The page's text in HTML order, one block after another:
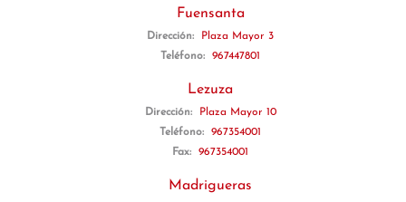
Fuensanta
Dirección:
Plaza Mayor 3
Teléfono:
967447801
Lezuza
Dirección:
Plaza Mayor 10
Teléfono:
967354001
Fax:
967354001
Madrigueras